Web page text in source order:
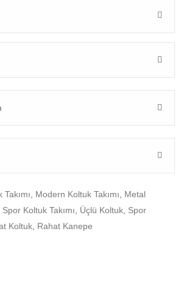
Modern Koltuk Takımı
Metal
Spor Koltuk Takımı Üçlü Koltuk Spor
Koltuk Rahat Kanepe